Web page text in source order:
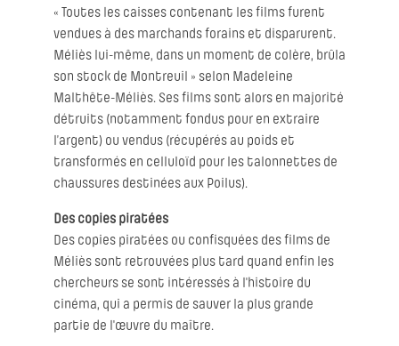
« Toutes les caisses contenant les films furent
vendues à des marchands forains et disparurent.
Méliès lui-même, dans un moment de colère, brûla
son stock de Montreuil » selon Madeleine
Malthête-Méliès. Ses films sont alors en majorité
détruits (notamment fondus pour en extraire
l’argent) ou vendus (récupérés au poids et
transformés en celluloïd pour les talonnettes de
chaussures destinées aux Poilus).
Des copies piratées
Des copies piratées ou confisquées des films de
Méliès sont retrouvées plus tard quand enfin les
chercheurs se sont intéressés à l'histoire du
cinéma, qui a permis de sauver la plus grande
partie de l'œuvre du maître.